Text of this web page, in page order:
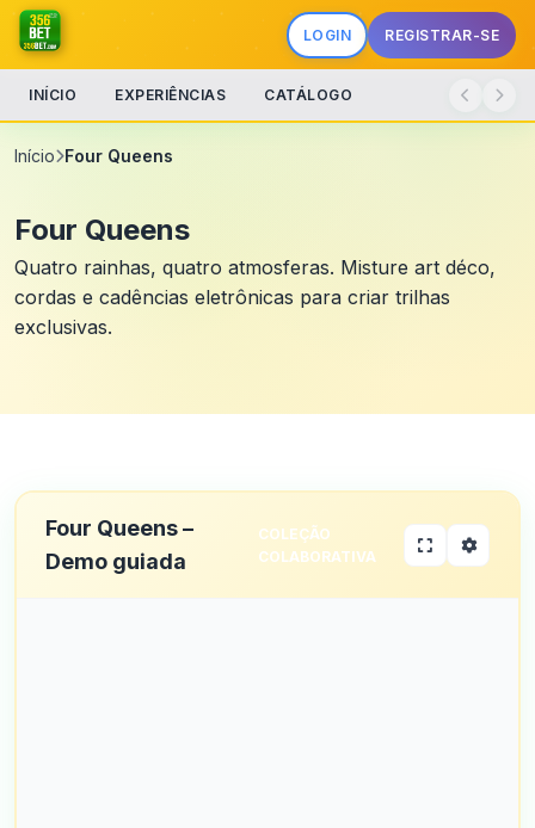
LOGIN REGISTRAR-SE
INÍCIO EXPERIÊNCIAS CATÁLOGO
Início Four Queens
Four Queens
Quatro rainhas, quatro atmosferas. Misture art déco,
cordas e cadências eletrônicas para criar trilhas
exclusivas.
Four Queens –
Demo guiada
COLEÇÃO
COLABORATIVA